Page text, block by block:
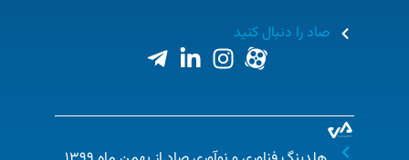
این هلدینگ با ارائه طیف گسترده‌ای از خدمات به
مشتریان بانک صادرات، تجربه بانکی بهتری را برای آنها
پرداخت الکترونیکی، بانکداری اینترنتی و موبایل، خدمات
ارزش افزوده، خدمات مشاوره‌ای و پشتیبانی فنی اشاره
صاد را دنبال کنید